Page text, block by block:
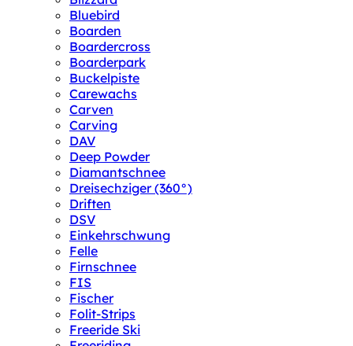
Bluebird
Boarden
Boardercross
Boarderpark
Buckelpiste
Carewachs
Carven
Carving
DAV
Deep Powder
Diamantschnee
Dreisechziger (360°)
Driften
DSV
Einkehrschwung
Felle
Firnschnee
FIS
Fischer
Folit-Strips
Freeride Ski